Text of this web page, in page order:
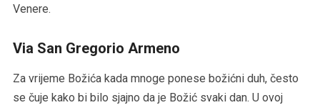
Venere.
Via San Gregorio Armeno
Za vrijeme Božića kada mnoge ponese božićni duh, često
se čuje kako bi bilo sjajno da je Božić svaki dan. U ovoj